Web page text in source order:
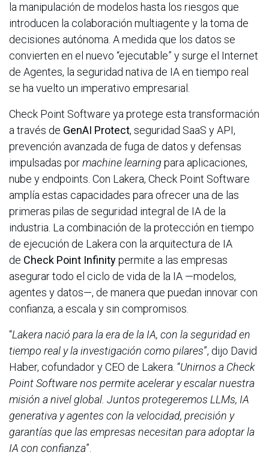
la manipulación de modelos hasta los riesgos que
introducen la colaboración multiagente y la toma de
decisiones autónoma. A medida que los datos se
convierten en el nuevo “ejecutable” y surge el Internet
de Agentes, la seguridad nativa de IA en tiempo real
se ha vuelto un imperativo empresarial.
Check Point Software ya protege esta transformación
a través de GenAI Protect, seguridad SaaS y API,
prevención avanzada de fuga de datos y defensas
impulsadas pormachine learning para aplicaciones,
nube y endpoints. Con Lakera, Check Point Software
amplía estas capacidades para ofrecer una de las
primeras pilas de seguridad integral de IA de la
industria. La combinación de la protección en tiempo
de ejecución de Lakera con la arquitectura de IA
de Check Point Infinitypermite a las empresas
asegurar todo el ciclo de vida de la IA —modelos,
agentes y datos—, de manera que puedan innovar con
confianza, a escala y sin compromisos.
“Lakera nació para la era de la IA, con la seguridad en
tiempo real y la investigación como pilares”, dijo David
Haber, cofundador y CEO de Lakera. “Unirnos a Check
Point Software nos permite acelerar y escalar nuestra
misión a nivel global. Juntos protegeremos LLMs, IA
generativa y agentes con la velocidad, precisión y
garantías que las empresas necesitan para adoptar la
IA con confianza”.